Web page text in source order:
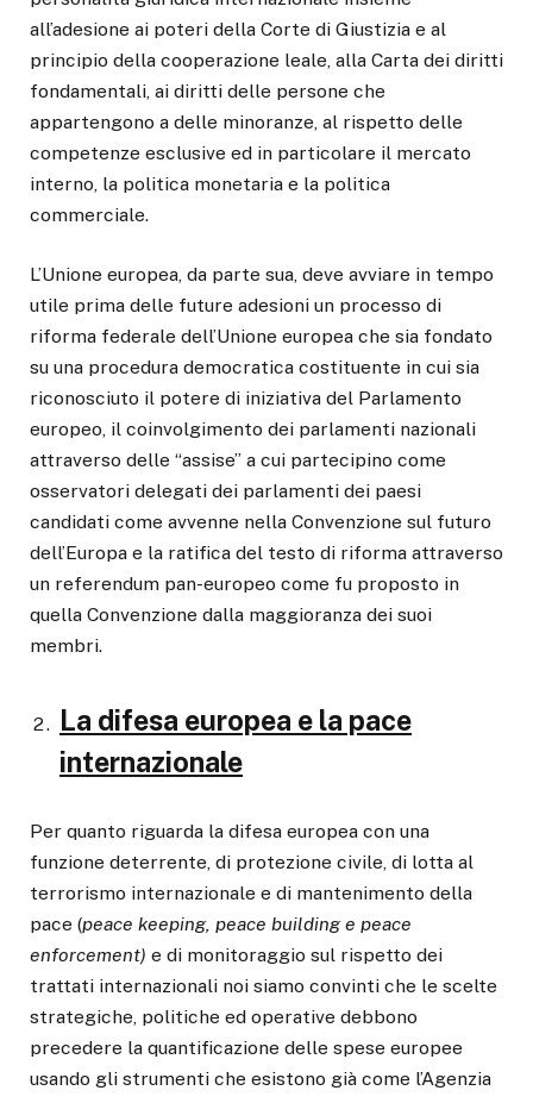
all’adesione ai poteri della Corte di Giustizia e al
principio della cooperazione leale, alla Carta dei diritti
fondamentali, ai diritti delle persone che
appartengono a delle minoranze, al rispetto delle
competenze esclusive ed in particolare il mercato
interno, la politica monetaria e la politica
commerciale.
L’Unione europea, da parte sua, deve avviare in tempo
utile prima delle future adesioni un processo di
riforma federale dell’Unione europea che sia fondato
su una procedura democratica costituente in cui sia
riconosciuto il potere di iniziativa del Parlamento
europeo, il coinvolgimento dei parlamenti nazionali
attraverso delle “assise” a cui partecipino come
osservatori delegati dei parlamenti dei paesi
candidati come avvenne nella Convenzione sul futuro
dell’Europa e la ratifica del testo di riforma attraverso
un referendum pan-europeo come fu proposto in
quella Convenzione dalla maggioranza dei suoi
membri.
La difesa europea e la pace
internazionale
Per quanto riguarda la difesa europea con una
funzione deterrente, di protezione civile, di lotta al
terrorismo internazionale e di mantenimento della
pace (peace keeping, peace building e peace
enforcement) e di monitoraggio sul rispetto dei
trattati internazionali noi siamo convinti che le scelte
strategiche, politiche ed operative debbono
precedere la quantificazione delle spese europee
usando gli strumenti che esistono già come l’Agenzia